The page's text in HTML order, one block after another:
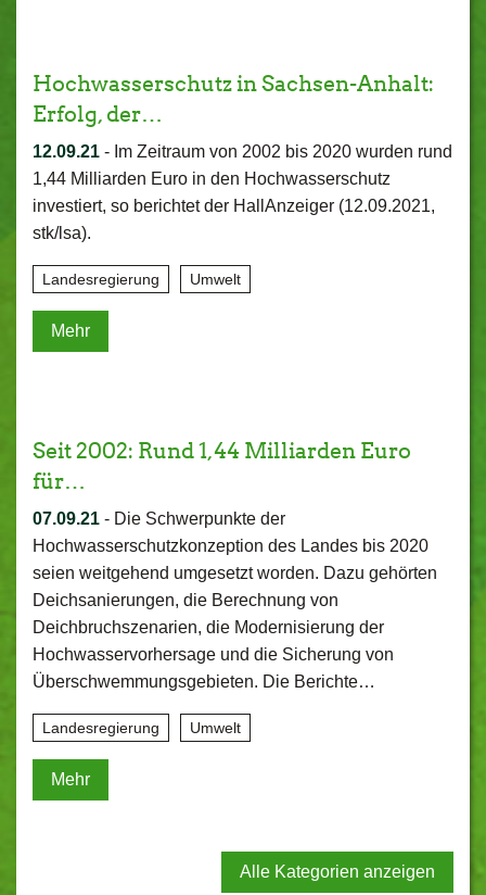
Hochwasserschutz in Sachsen-Anhalt:
Erfolg, der…
12.09.21 - Im Zeitraum von 2002 bis 2020 wurden rund
1,44 Milliarden Euro in den Hochwasserschutz
investiert, so berichtet der HallAnzeiger (12.09.2021,
stk/lsa).
Landesregierung Umwelt
Mehr
Seit 2002: Rund 1,44 Milliarden Euro
für…
07.09.21 - Die Schwerpunkte der
Hochwasserschutzkonzeption des Landes bis 2020
seien weitgehend umgesetzt worden. Dazu gehörten
Deichsanierungen, die Berechnung von
Deichbruchszenarien, die Modernisierung der
Hochwasservorhersage und die Sicherung von
Überschwemmungsgebieten. Die Berichte…
Landesregierung Umwelt
Mehr
Alle Kategorien anzeigen